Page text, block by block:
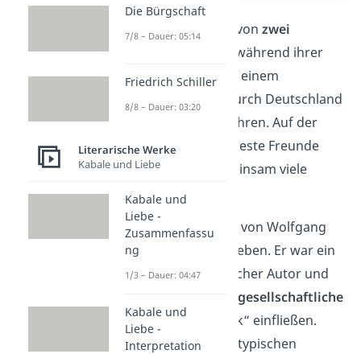
„Tschick “ handelt vonzwei
, die während ihrer
Sommerferien mit einem
geklauten Auto
durch Deutschland
fahren. Auf der
Reise werden sie beste Freunde
und müssen gemeinsam viele
Probleme lösen.
Der Roman wurde von Wolfgang
Herrndorf geschrieben. Er war ein
gesellschaftskritischer Autor und
aktuelle gesellschaftliche
Themenin „Tschick“ einfließen.
Dazu gehören die typischen
Die Bürgschaft
7/8 – Dauer: 05:14
Friedrich Schiller
8/8 – Dauer: 03:20
Literarische Werke
Kabale und Liebe
Kabale und
Liebe -
Zusammenfassu
ng
1/3 – Dauer: 04:47
Kabale und
Liebe -
Interpretation